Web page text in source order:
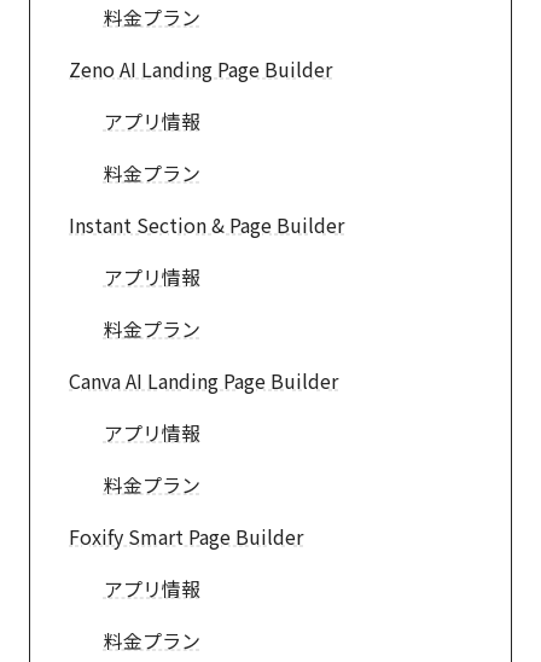
料金プラン
Zeno AI Landing Page Builder
アプリ情報
料金プラン
Instant Section & Page Builder
アプリ情報
料金プラン
Canva AI Landing Page Builder
アプリ情報
料金プラン
Foxify Smart Page Builder
アプリ情報
料金プラン